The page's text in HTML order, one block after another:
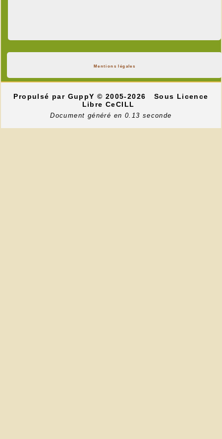
Mentions légales
Propulsé par GuppY© 2005-2026
Sous Licence
Libre CeCILL
Document généré en 0.13 seconde